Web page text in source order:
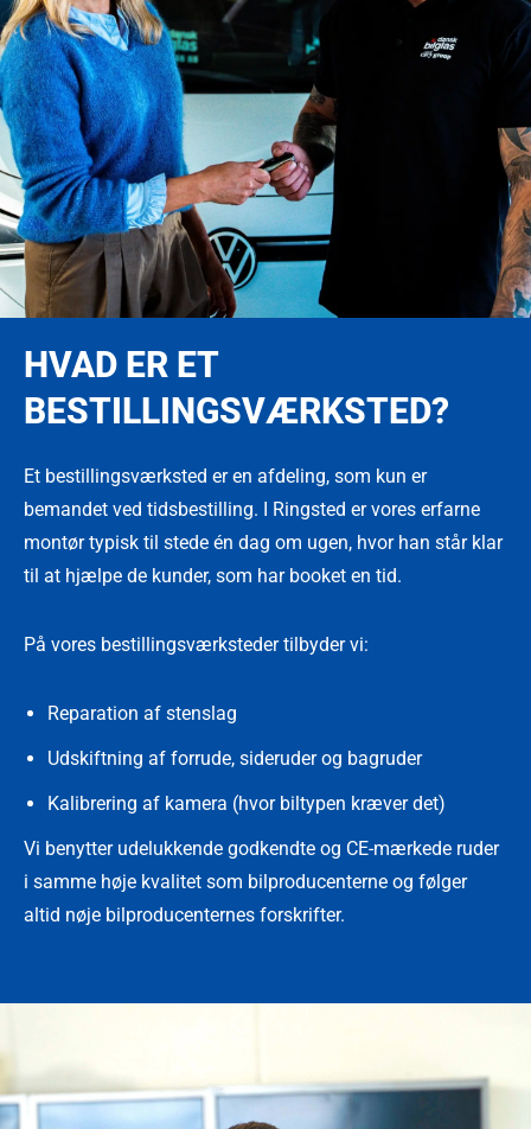
HVAD ER ET
BESTILLINGSVÆRKSTED?
Et bestillingsværksted er en afdeling, som kun er
bemandet ved tidsbestilling. I Ringsted er vores erfarne
montør typisk til stede én dag om ugen, hvor han står klar
til at hjælpe de kunder, som har booket en tid.
På vores bestillingsværksteder tilbyder vi:
Reparation af stenslag
Udskiftning af forrude, sideruder og bagruder
Kalibrering af kamera (hvor biltypen kræver det)
Vi benytter udelukkende godkendte og CE-mærkede ruder
i samme høje kvalitet som bilproducenterne og følger
altid nøje bilproducenternes forskrifter.